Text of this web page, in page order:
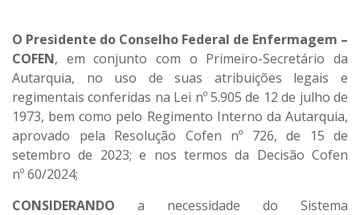
O Presidente do Conselho Federal de Enfermagem –
COFEN, em conjunto com o Primeiro-Secretário da
Autarquia, no uso de suas atribuições legais e
regimentais conferidas na Lei nº 5.905 de 12 de julho de
1973, bem como pelo Regimento Interno da Autarquia,
aprovado pela Resolução Cofen nº 726, de 15 de
setembro de 2023; e nos termos da Decisão Cofen
nº 60/2024;
CONSIDERANDO a necessidade do Sistema